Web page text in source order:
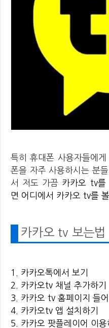
특히 휴대폰 사용자들에
폰을 자주 사용하시는 분
서 저도 가끔 카카오 tv를
면 어디에서 카카오 tv를
카카오 tv 보는법
1. 카카오톡에서 보기
2. 카카오tv 채널 추가하기
3. 카카오 tv 홈페이지 들어
4. 카카오tv 앱 설치하기
5. 카카오 팟플레이어 이용